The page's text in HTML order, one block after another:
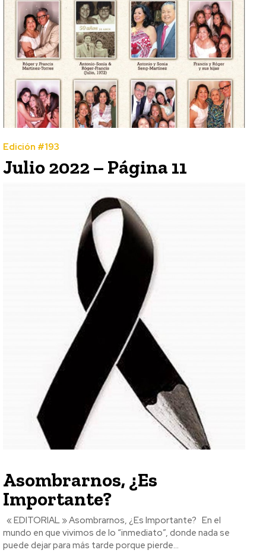
Edición #193
Julio 2022 – Página 11
Asombrarnos, ¿Es
Importante?
mundo en que vivimos de lo “inmediato”, donde nada se
puede dejar para más tarde porque pierde...